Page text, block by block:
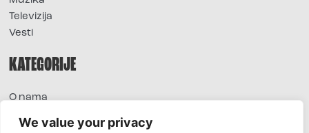
We value your privacy
Televizija
Vesti
KATEGORIJE
O nama
Extra